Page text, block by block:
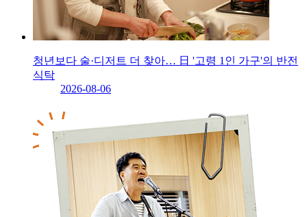
청년보다 술·디저트 더 찾아… 日 '고령 1인 가구'의 반전
식탁
2026-08-06